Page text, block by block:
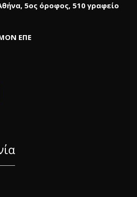
5ος όροφος, 510 γραφείο
ΕΠΕ